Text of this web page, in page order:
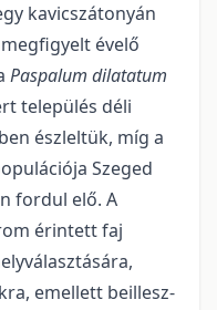
kavicszátonyán
évelő
Paspalum dilatatum
település déli
észleltük, míg a
Szeged
fordul elő. A
érin­tett faj
emellett beillesz­